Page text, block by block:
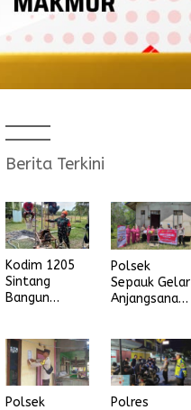
Berita Terkini
Kodim 1205
Sintang
Bangun
Polsek
Sepauk Gelar
Anjangsana
Ke-80
Bhayangkara
Tahun 2026
Polsek
Polres